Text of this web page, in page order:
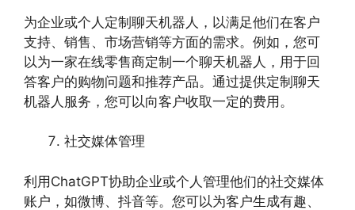
为企业或个人定制聊天机器人，以满足他们在客户
支持、销售、市场营销等方面的需求。例如，您可
以为一家在线零售商定制一个聊天机器人，用于回
答客户的购物问题和推荐产品。通过提供定制聊天
机器人服务，您可以向客户收取一定的费用。
社交媒体管理
利用ChatGPT协助企业或个人管理他们的社交媒体
账户，如微博、抖音等。您可以为客户生成有趣、